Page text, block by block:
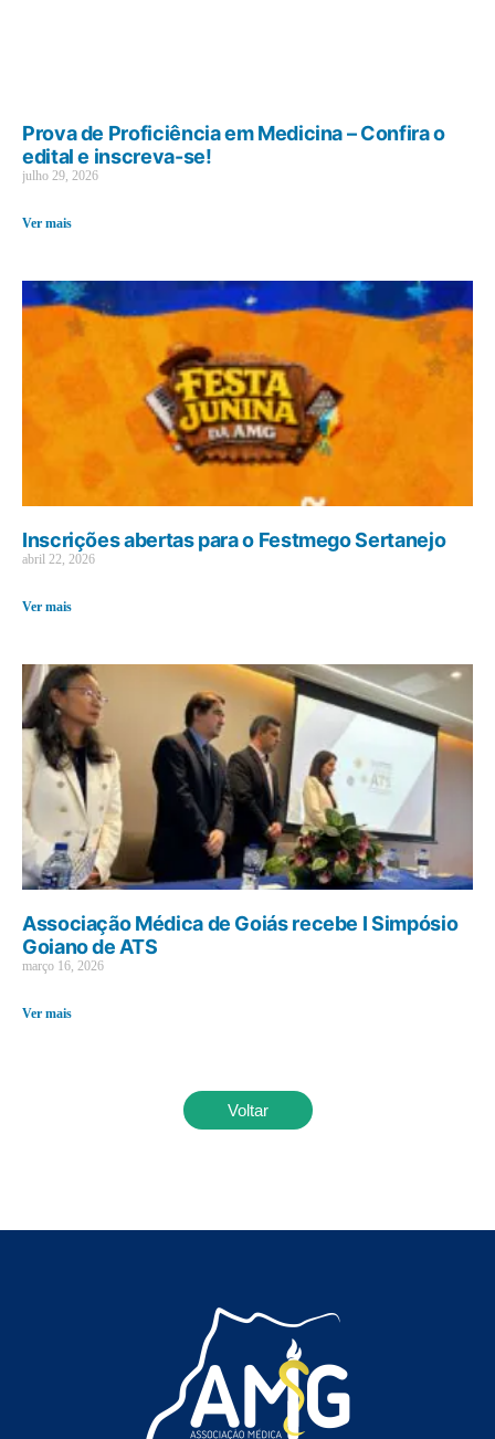
Prova de Proficiência em Medicina – Confira o
edital e inscreva-se!
julho 29, 2026
Ver mais
Inscrições abertas para o Festmego Sertanejo
abril 22, 2026
Ver mais
Associação Médica de Goiás recebe I Simpósio
Goiano de ATS
março 16, 2026
Ver mais
Voltar